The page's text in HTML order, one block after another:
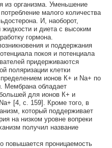
из организма. Уменьшение
малого количества
И, наоборот,
и диета с высоким
гормона.
и поддержания
покоя и потенциала
придерживаются
поляризации клетки
ионов К+ и Na+ по
Мембрана обладает
для ионов К+ и
[4, с. 159]. Кроме того, в
который поддерживает
на низком уровне вопреки
получил название
повышается проницаемость